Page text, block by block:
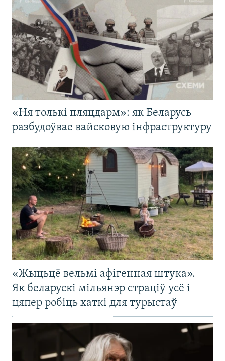
«Ня толькі пляцдарм»: як Беларусь
разбудоўвае вайсковую інфраструктуру
«Жыцьцё вельмі афігенная штука».
Як беларускі мільянэр страціў усё і
цяпер робіць хаткі для турыстаў